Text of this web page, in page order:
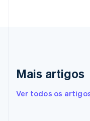
Mais artigos
Ver todos os
Emirados Árabes
English
Eslováquia